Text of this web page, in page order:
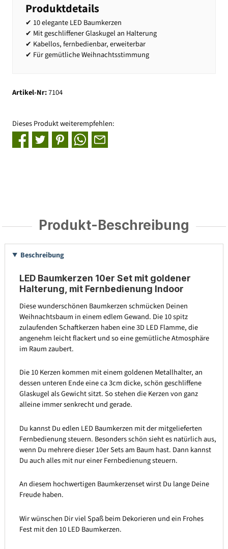
Produktdetails
✔ 10 elegante LED Baumkerzen
✔ Mit geschliffener Glaskugel an Halterung
✔ Kabellos, fernbedienbar, erweiterbar
✔ Für gemütliche Weihnachtsstimmung
Artikel-Nr:7104
Dieses Produkt weiterempfehlen:
Produkt-Beschreibung
Beschreibung
LED Baumkerzen 10er Set mit goldener
Halterung, mit Fernbedienung Indoor
Diese wunderschönen Baumkerzen schmücken Deinen
Weihnachtsbaum in einem edlem Gewand. Die 10 spitz
zulaufenden Schaftkerzen haben eine 3D LED Flamme, die
angenehm leicht flackert und so eine gemütliche Atmosphäre
im Raum zaubert.
Die 10 Kerzen kommen mit einem goldenen Metallhalter, an
dessen unteren Ende eine ca 3cm dicke, schön geschliffene
Glaskugel als Gewicht sitzt. So stehen die Kerzen von ganz
alleine immer senkrecht und gerade.
Du kannst Du edlen LED Baumkerzen mit der mitgelieferten
Fernbedienung steuern. Besonders schön sieht es natürlich aus,
wenn Du mehrere dieser 10er Sets am Baum hast. Dann kannst
Du auch alles mit nur einer Fernbedienung steuern.
An diesem hochwertigen Baumkerzenset wirst Du lange Deine
Freude haben.
Wir wünschen Dir viel Spaß beim Dekorieren und ein Frohes
Fest mit den 10 LED Baumkerzen.